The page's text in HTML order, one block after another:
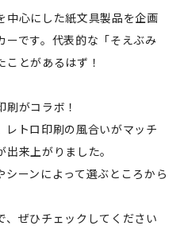
中心にした紙文具製品を企画
ーです。代表的な「そえぶみ
とがあるはず！
がコラボ！
レトロ印刷の風合いがマッチ
来上がりました。
ーンによって選ぶところから
、ぜひチェックしてください